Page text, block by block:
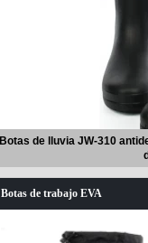
Botas de lluvia JW-310
Botas de trabajo EVA